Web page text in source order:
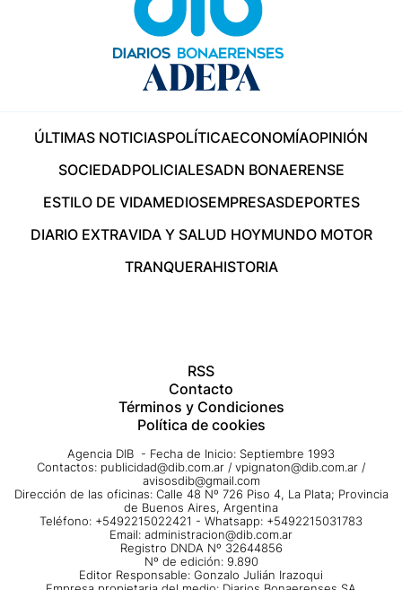
ÚLTIMAS NOTICIASPOLÍTICAECONOMÍAOPINIÓN
SOCIEDADPOLICIALESADN BONAERENSE
ESTILO DE VIDAMEDIOSEMPRESASDEPORTES
DIARIO EXTRAVIDA Y SALUD HOYMUNDO MOTOR
TRANQUERAHISTORIA
RSS
Contacto
Términos y Condiciones
Política de cookies
Agencia DIB - Fecha de Inicio: Septiembre 1993
Contactos: publicidad@dib.com.ar / vpignaton@dib.com.ar /
avisosdib@gmail.com
Dirección de las oficinas: Calle 48 Nº 726 Piso 4, La Plata; Provincia
de Buenos Aires, Argentina
Teléfono: +5492215022421 - Whatsapp: +5492215031783
Email: administracion@dib.com.ar
Registro DNDA Nº 32644856
Nº de edición: 9.890
Editor Responsable: Gonzalo Julián Irazoqui